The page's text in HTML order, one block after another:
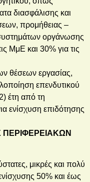
διασφάλισης και
προμήθειας –
οργάνωσης
ΜμΕ και 30% για τις
θέσεων εργασίας,
επενδυτικού
έτη από τη
ενίσχυση επιδότησης
ΠΕΡΙΦΕΡΕΙΑΚΩΝ
μικρές και πολύ
50% και έως